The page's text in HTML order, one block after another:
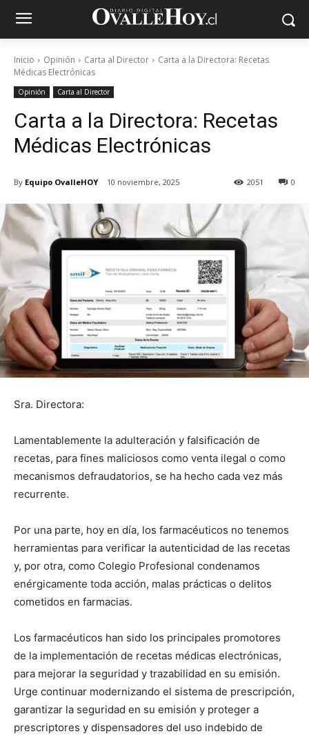
Inicio Opinión Carta al Director
Carta a la Directora: Recetas
Médicas Electrónicas
Opinión Carta al Director
Carta a la Directora: Recetas
Médicas Electrónicas
By Equipo OvalleHOY 10 noviembre, 2025 0
2051
Sra. Directora:
Lamentablemente la adulteración y falsificación de
recetas, para fines maliciosos como venta ilegal o como
mecanismos defraudatorios, se ha hecho cada vez más
recurrente.
Por una parte, hoy en día, los farmacéuticos no tenemos
herramientas para verificar la autenticidad de las recetas
y, por otra, como Colegio Profesional condenamos
enérgicamente toda acción, malas prácticas o delitos
cometidos en farmacias.
Los farmacéuticos han sido los principales promotores
de la implementación de recetas médicas electrónicas,
para mejorar la seguridad y trazabilidad en su emisión.
Urge continuar modernizando el sistema de prescripción,
garantizar la seguridad en su emisión y proteger a
prescriptores y dispensadores del uso indebido de